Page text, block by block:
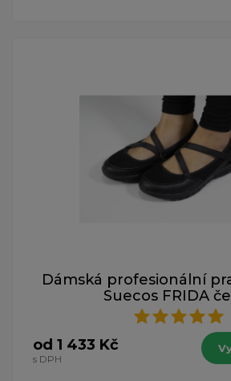
Dámská profesionální
Suecos FRIDA
od 1 433 Kč
s DPH